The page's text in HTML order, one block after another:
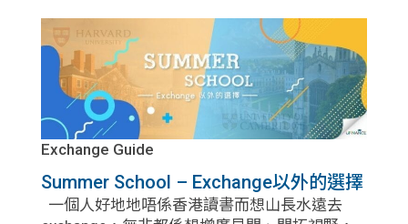
Exchange Guide
Summer School – Exchange以外的選擇
一個人好地地唔係香港讀書而想山長水遠去